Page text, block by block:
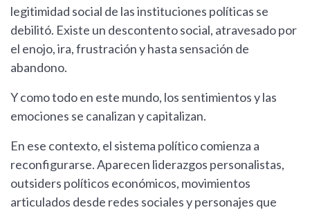
legitimidad social de las instituciones políticas se
debilitó. Existe un descontento social, atravesado por
el enojo, ira, frustración y hasta sensación de
abandono.
Y como todo en este mundo, los sentimientos y las
emociones se canalizan y capitalizan.
En ese contexto, el sistema político comienza a
reconfigurarse. Aparecen liderazgos personalistas,
outsiders políticos económicos, movimientos
articulados desde redes sociales y personajes que